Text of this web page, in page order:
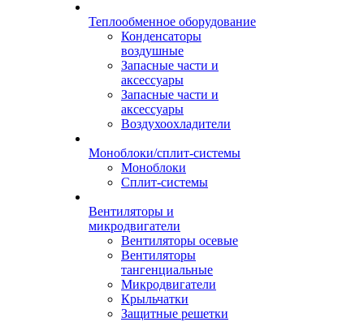
Теплообменное оборудование
Конденсаторы
воздушные
Запасные части и
аксессуары
Запасные части и
аксессуары
Воздухоохладители
Моноблоки/сплит-системы
Моноблоки
Сплит-системы
Вентиляторы и
микродвигатели
Вентиляторы осевые
Вентиляторы
тангенциальные
Микродвигатели
Крыльчатки
Защитные решетки